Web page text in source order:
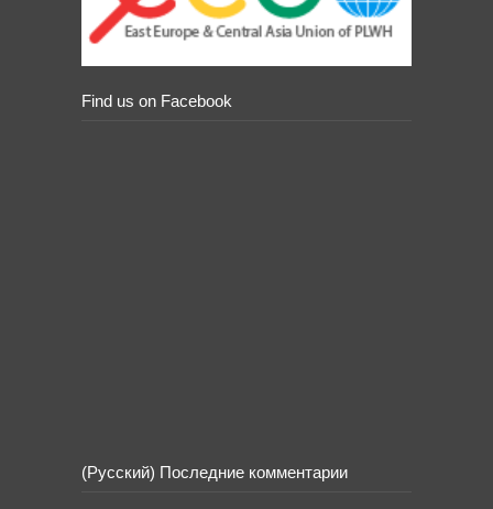
Find us on Facebook
(Русский) Последние комментарии